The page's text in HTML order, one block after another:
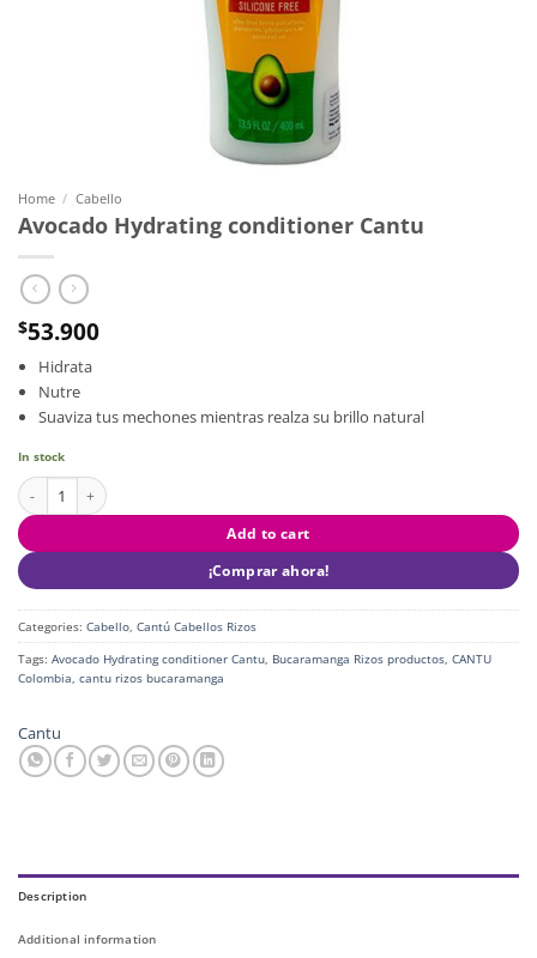
Home / Cabello
Avocado Hydrating conditioner Cantu
$53.900
Hidrata
Nutre
Suaviza tus mechones mientras realza su brillo natural
In stock
Avocado Hydrating conditioner Cantu quantity
Add to cart
¡Comprar ahora!
Categories: Cabello, Cantú Cabellos Rizos
Tags: Avocado Hydrating conditioner Cantu, Bucaramanga Rizos productos, CANTU
Colombia, cantu rizos bucaramanga
Cantu
Description
Additional information